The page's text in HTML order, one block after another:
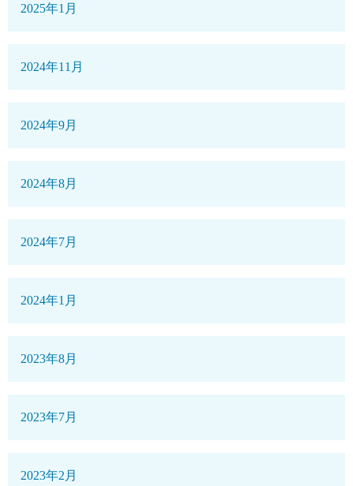
2025年1月
2024年11月
2024年9月
2024年8月
2024年7月
2024年1月
2023年8月
2023年7月
2023年2月